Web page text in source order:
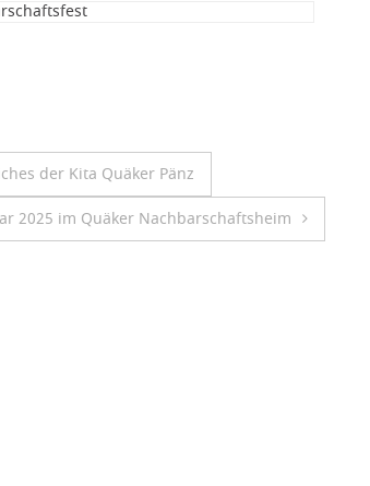
der Kita Quäker Pänz
2025 im Quäker Nachbarschaftsheim